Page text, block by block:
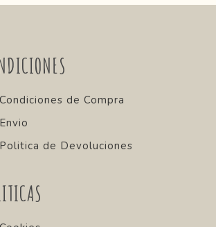
Condiciones de Compra
Envio
Politica de Devoluciones